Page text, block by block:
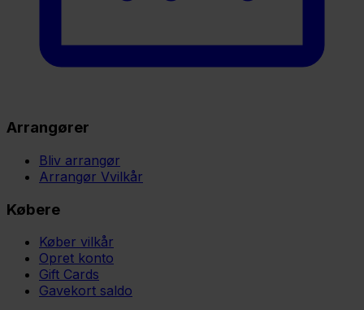
Arrangører
Bliv arrangør
Arrangør Vvilkår
Købere
Køber vilkår
Opret konto
Gift Cards
Gavekort saldo